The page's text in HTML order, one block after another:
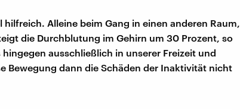
hilfreich. Alleine beim Gang in einen anderen Raum,
die Durchblutung im Gehirn um 30 Prozent, so
ausschließlich in unserer Freizeit und
Bewegung dann die Schäden der Inaktivität nicht